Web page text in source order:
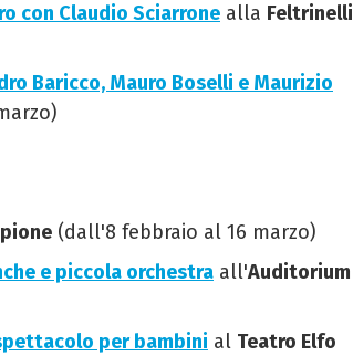
con Claudio Sciarrone alla Feltrinelli
Baricco, Mauro Boselli e Maurizio
(dall'8 febbraio al 16 marzo)
e piccola orchestra all'Auditorium
per bambini al Teatro Elfo